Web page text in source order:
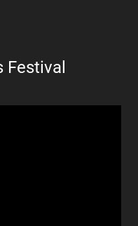
Festival